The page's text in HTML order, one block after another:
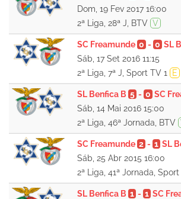
Dom, 19 Fev 2017 16:00
2ª Liga, 28ª J, BTV V
SC Freamunde 0 - 0 SL
Sáb, 17 Set 2016 11:15
2ª Liga, 7ª J, Sport TV 1
E
SL Benfica B 5- 0 SC
Sáb, 14 Mai 2016 15:00
2ª Liga, 46ª Jornada, BTV
SC Freamunde 2- 1 SL
Sáb, 25 Abr 2015 16:00
2ª Liga, 41ª Jornada, Sport
SL Benfica B 1- 1 SC